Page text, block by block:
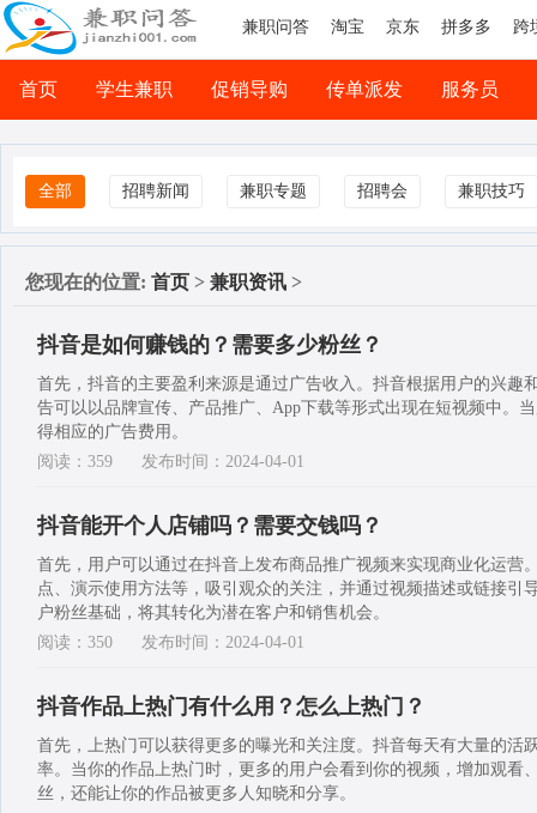
兼职问答 淘宝 京东 拼多多 跨
首页 学生兼职 促销导购 传单派发 服务员
司机兼职 网络兼职
全部 招聘新闻 兼职专题 招聘会 兼职技巧
您现在的位置: 首页 > 兼职资讯 >
抖音是如何赚钱的？需要多少粉丝？
首先，抖音的主要盈利来源是通过广告收入。抖音根据用户的兴趣
告可以以品牌宣传、产品推广、App下载等形式出现在短视频中。
得相应的广告费用。
阅读：359
发布时间：2024-04-01
抖音能开个人店铺吗？需要交钱吗？
首先，用户可以通过在抖音上发布商品推广视频来实现商业化运营
点、演示使用方法等，吸引观众的关注，并通过视频描述或链接引
户粉丝基础，将其转化为潜在客户和销售机会。
阅读：350
发布时间：2024-04-01
抖音作品上热门有什么用？怎么上热门？
首先，上热门可以获得更多的曝光和关注度。抖音每天有大量的活
率。当你的作品上热门时，更多的用户会看到你的视频，增加观看
丝，还能让你的作品被更多人知晓和分享。